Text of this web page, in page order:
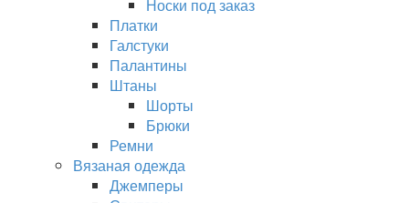
Носки под заказ
Платки
Галстуки
Палантины
Штаны
Шорты
Брюки
Ремни
Вязаная одежда
Джемперы